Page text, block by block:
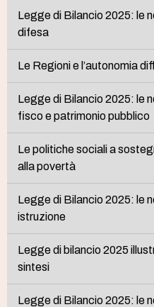
Legge di Bilancio 2025: le
difesa
Le Regioni e l’autonomia
Legge di Bilancio 2025: le
fisco e patrimonio pubblico
Le politiche sociali a
alla povertà
Legge di Bilancio 2025: le
istruzione
Legge di bilancio 2025
sintesi
Legge di Bilancio 2025: le